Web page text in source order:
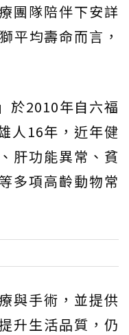
團隊陪伴下安詳
平均壽命而言，
於2010年自六福
人16年，近年健
肝功能異常、貧
多項高齡動物常
與手術，並提供
升生活品質，仍